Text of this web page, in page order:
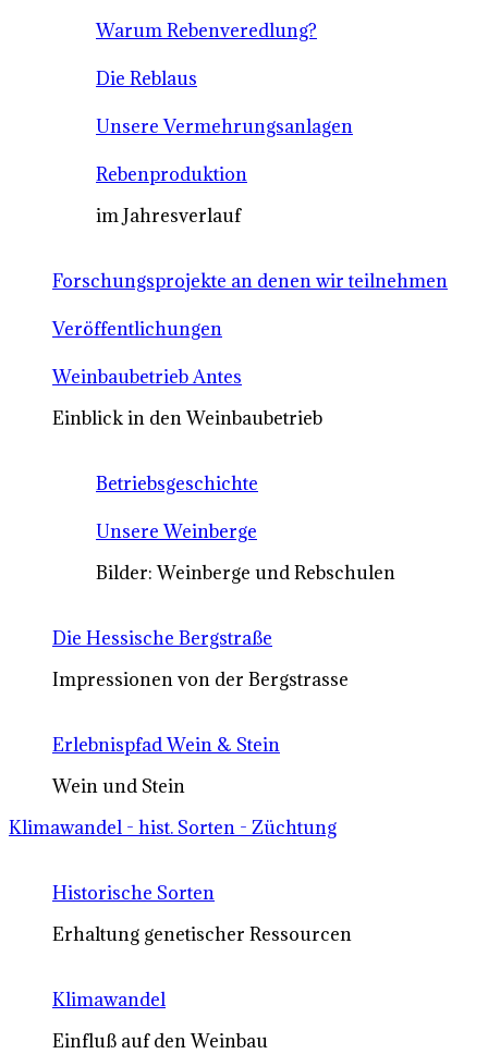
Warum Rebenveredlung?
Die Reblaus
Unsere Vermehrungsanlagen
Rebenproduktion
im Jahresverlauf
Forschungsprojekte an denen wir teilnehmen
Veröffentlichungen
Weinbaubetrieb Antes
Einblick in den Weinbaubetrieb
Betriebsgeschichte
Unsere Weinberge
Bilder: Weinberge und Rebschulen
Die Hessische Bergstraße
Impressionen von der Bergstrasse
Erlebnispfad Wein & Stein
Wein und Stein
Klimawandel - hist. Sorten - Züchtung
Historische Sorten
Erhaltung genetischer Ressourcen
Klimawandel
Einfluß auf den Weinbau